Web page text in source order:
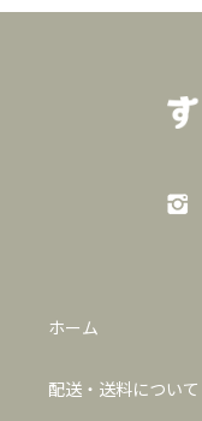
ホーム
配送・送料について